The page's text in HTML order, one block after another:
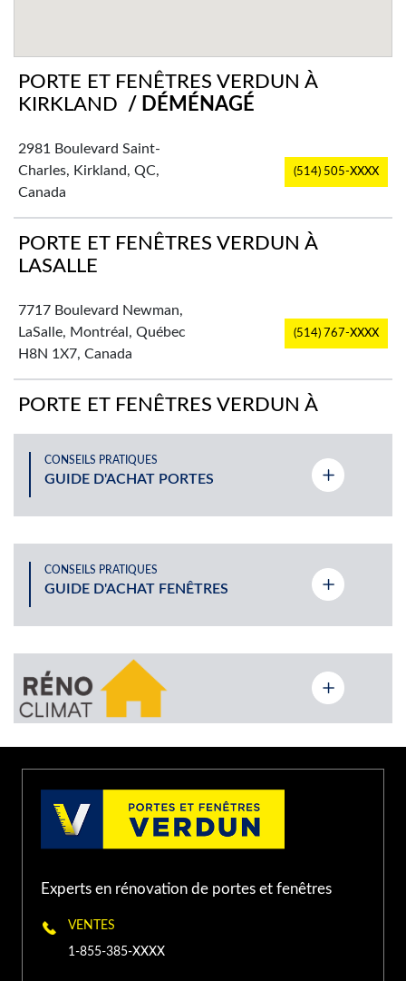
PORTE ET FENÊTRES VERDUN À
KIRKLAND
/ DÉMÉNAGÉ
2981 Boulevard Saint-
Charles, Kirkland, QC,
Canada
(514) 505-XXXX
PORTE ET FENÊTRES VERDUN À
LASALLE
7717 Boulevard Newman,
LaSalle, Montréal, Québec
H8N 1X7, Canada
(514) 767-XXXX
PORTE ET FENÊTRES VERDUN À
2725 Rue Rachel Est,
(514) 524-XXXX
PORTE ET FENÊTRES VERDUN À ST-
LÉONARD
9365 rue De Meaux St-
(514) 940-XXXX
PORTE ET FENÊTRES VERDUN À LAVAL
Laurentides, Laval, QC,
Canada
PORTE ET FENÊTRES VERDUN À
TERREBONNE
1500 Chemin Gascon,
Canada
CONSEILS PRATIQUES
GUIDE D'ACHAT PORTES
CONSEILS PRATIQUES
GUIDE D'ACHAT FENÊTRES
Experts en rénovation de portes et fenêtres
VENTES
1-855-385-XXXX